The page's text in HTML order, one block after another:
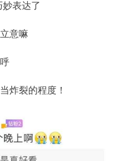
妙表达了
意嘛
炸裂的程度！